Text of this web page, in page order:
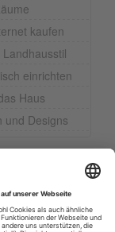
kaufen
einrichten
Haus
und Designs